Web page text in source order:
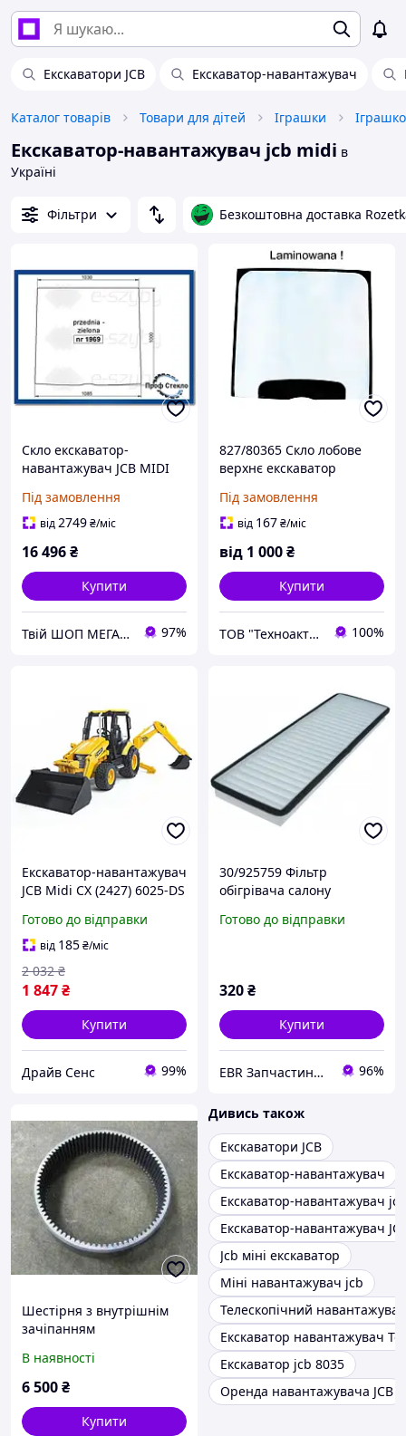
Екскаватори JCB Екскаватор-навантажувач
Каталог товарів Товари для дітей Іграшки
Екскаватор-навантажувач jcb midi в
Україні
Фільтри Безкоштовна доставка
Скло екскаватор-
навантажувач JCB MIDI
Під замовлення
від2749₴/міс
16 496₴
Купити
Твій ШОП МЕГА корисних речей "Механік" 97%
827/80365 Скло лобове
верхнє екскаватор
CX
Під замовлення
від 167₴/міс
від 1 000₴
Купити
ТОВ "Техноактив Інвест" м. Хмельницький 100%
Екскаватор-навантажувач
JCB Midi CX (2427) 6025-DS
Готово до відправки
від 185₴/міс
1 847₴
2 032 ₴
Купити
Драйв Сенс 99%
30/925759 Фільтр
обігрівача салону
навантажувачів JCB
Готово до відправки
320₴
Купити
EBR Запчастини для кар'єрної, дорожньо-будівельної, сільськогосподарської та комерційної техніки 96%
Шестірня з внутрішнім
зачіпанням
всередині кришки
редуктора) 332/H3918 для
В наявності
6 500₴
Купити
Дивись також
Екскаватори JCB
Екскаватор-навантажувач
Екскаватор-навантажувач
Екскаватор-навантажувач
Jcb міні екскаватор
Міні навантажувач jcb
Телескопічний
Екскаватор навантажувач
Екскаватор jcb 8035
Оренда навантажувача JCB